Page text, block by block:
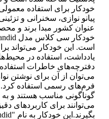
خودکار برای استفاده
پیانو نوازی، سخنرانی و
عنوان کشور مبدا برند و
است. این خودکار می‌تواند
یادداشت، استفاده در
دفترچه‌های خاطرات
می‌توان از آن برای نوشتن
فرم‌های رسمی استفاده کرد.
گوناگونی مناسب هستند و
می‌توانند برای کاربردهای